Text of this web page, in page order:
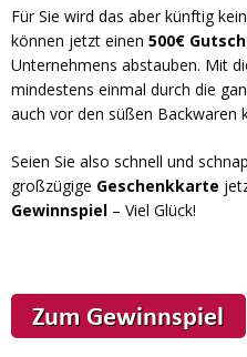
Für Sie wird das aber künftig
können jetzt einen 500€
Unternehmens abstauben. Mit
mindestens einmal durch die
auch vor den süßen Backwaren
Seien Sie also schnell und
großzügige Geschenkkarte
Gewinnspiel – Viel Glück!